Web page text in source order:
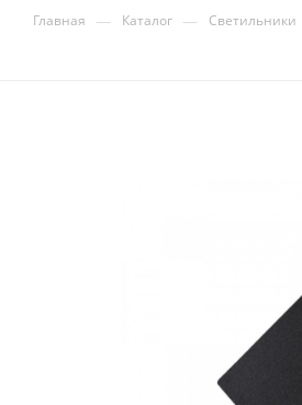
Главная — Каталог — Светильники